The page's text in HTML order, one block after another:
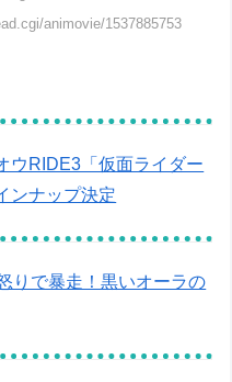
animovie/1537885753
ウRIDE3「仮面ライダー
ンナップ決定
りで暴走！黒いオーラの